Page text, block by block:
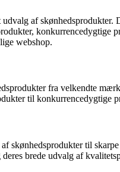
af
webshop.
fra velkendte
til
til
brede udvalg af